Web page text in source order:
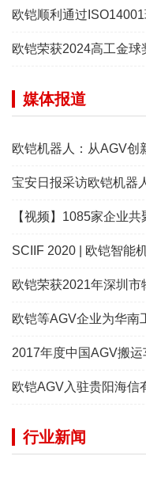
欧铠顺利通过
欧铠荣获2024高工金球
媒体报道
欧铠机器人：从AGV创
宝安日报采访欧铠机器
【视频】1085家企业共聚深圳工
SCIIF 2020 | 欧铠智能机器人
欧铠荣获2021年深圳市物流
欧铠等AGV企业为华南
2017年度中国AGV搬
欧铠AGV入驻贵阳海信
行业新闻